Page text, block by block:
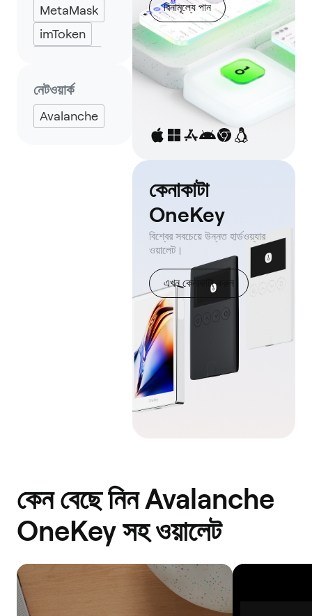
MetaMask
imToken
নেটওয়ার্ক
Avalanche
বিনামূল্যে পান
কেনাকাটা
OneKey
বিশ্বের সবচেয়ে উন্নত হার্ডওয়্যার
ওয়ালেট।
এখন কেনাকাটা করুন
কেন বেছে নিন Avalanche
OneKey সহ ওয়ালেট